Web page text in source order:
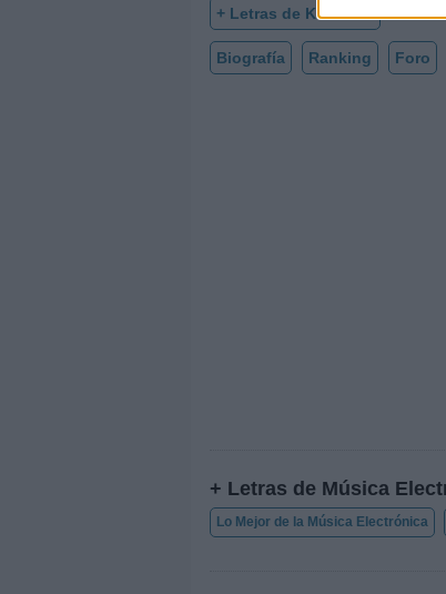
+ Letras de Kanatran
Biografía Ranking Foro
+ Letras de Música
Lo Mejor de la Música Electrónica